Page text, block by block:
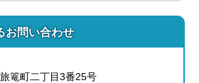
お問い合わせ
篭町二丁目3番25号